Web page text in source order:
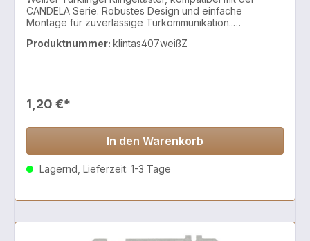
CANDELA Serie. Robustes Design und einfache
Montage für zuverlässige Türkommunikation..
Produktnummer: klintas407weißZ
1,20 €*
In den Warenkorb
Lagernd, Lieferzeit: 1-3 Tage